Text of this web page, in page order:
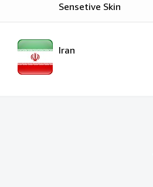
Sensetive Skin
Iran